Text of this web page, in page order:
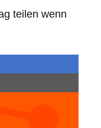
teilen wenn